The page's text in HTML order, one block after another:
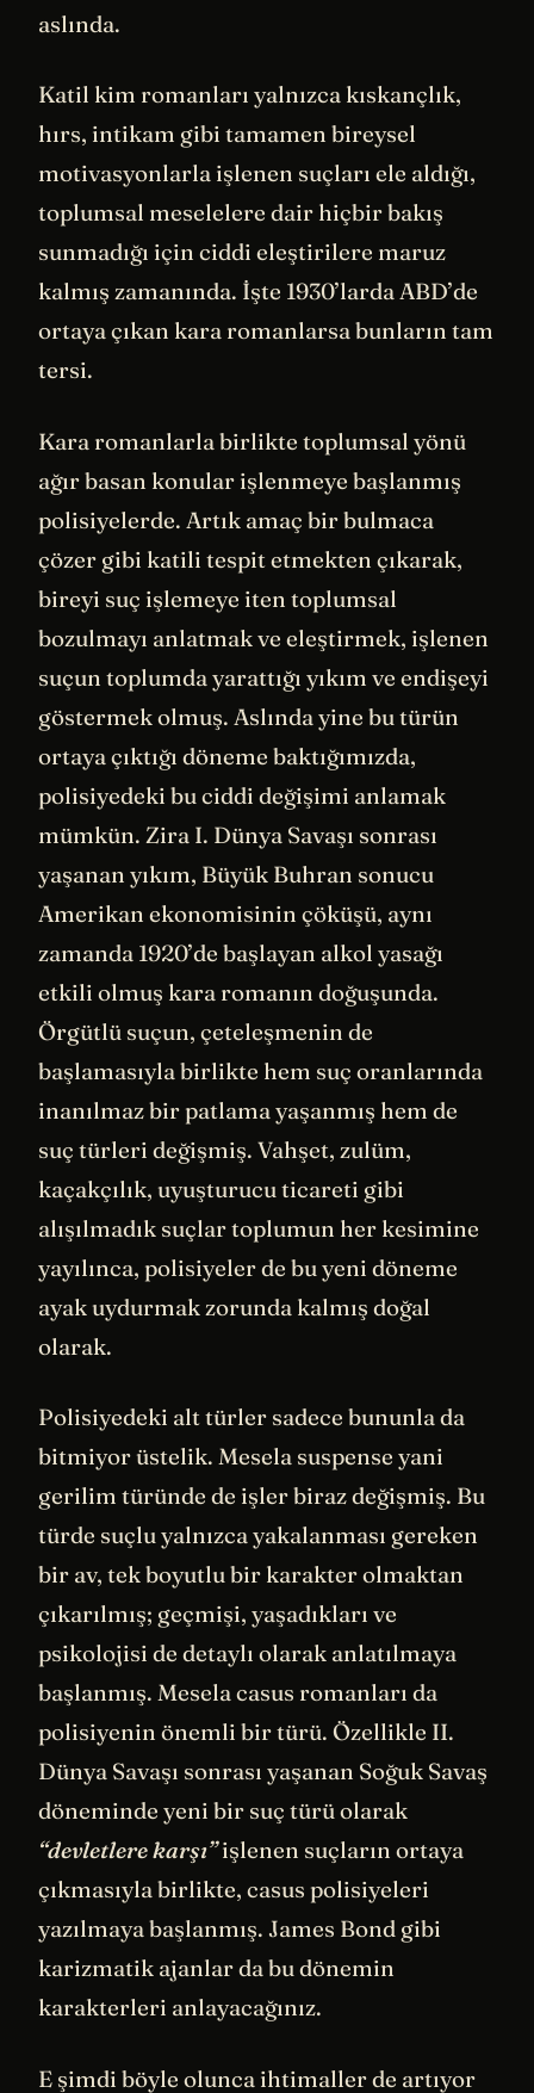
aslında.
Katil kim romanları yalnızca kıskançlık,
hırs, intikam gibi tamamen bireysel
motivasyonlarla işlenen suçları ele aldığı,
toplumsal meselelere dair hiçbir bakış
sunmadığı için ciddi eleştirilere maruz
kalmış zamanında. İşte 1930’larda ABD’de
ortaya çıkan kara romanlarsa bunların tam
tersi.
Kara romanlarla birlikte toplumsal yönü
ağır basan konular işlenmeye başlanmış
polisiyelerde. Artık amaç bir bulmaca
çözer gibi katili tespit etmekten çıkarak,
bireyi suç işlemeye iten toplumsal
bozulmayı anlatmak ve eleştirmek, işlenen
suçun toplumda yarattığı yıkım ve endişeyi
göstermek olmuş. Aslında yine bu türün
ortaya çıktığı döneme baktığımızda,
polisiyedeki bu ciddi değişimi anlamak
mümkün. Zira I. Dünya Savaşı sonrası
yaşanan yıkım, Büyük Buhran sonucu
Amerikan ekonomisinin çöküşü, aynı
zamanda 1920’de başlayan alkol yasağı
etkili olmuş kara romanın doğuşunda.
Örgütlü suçun, çeteleşmenin de
başlamasıyla birlikte hem suç oranlarında
inanılmaz bir patlama yaşanmış hem de
suç türleri değişmiş. Vahşet, zulüm,
kaçakçılık, uyuşturucu ticareti gibi
alışılmadık suçlar toplumun her kesimine
yayılınca, polisiyeler de bu yeni döneme
ayak uydurmak zorunda kalmış doğal
olarak.
Polisiyedeki alt türler sadece bununla da
bitmiyor üstelik. Mesela suspense yani
gerilim türünde de işler biraz değişmiş. Bu
türde suçlu yalnızca yakalanması gereken
bir av, tek boyutlu bir karakter olmaktan
çıkarılmış; geçmişi, yaşadıkları ve
psikolojisi de detaylı olarak anlatılmaya
başlanmış. Mesela casus romanları da
polisiyenin önemli bir türü. Özellikle II.
Dünya Savaşı sonrası yaşanan Soğuk Savaş
döneminde yeni bir suç türü olarak
“devletlere karşı”işlenen suçların ortaya
çıkmasıyla birlikte, casus polisiyeleri
yazılmaya başlanmış. James Bond gibi
karizmatik ajanlar da bu dönemin
karakterleri anlayacağınız.
E şimdi böyle olunca ihtimaller de artıyor